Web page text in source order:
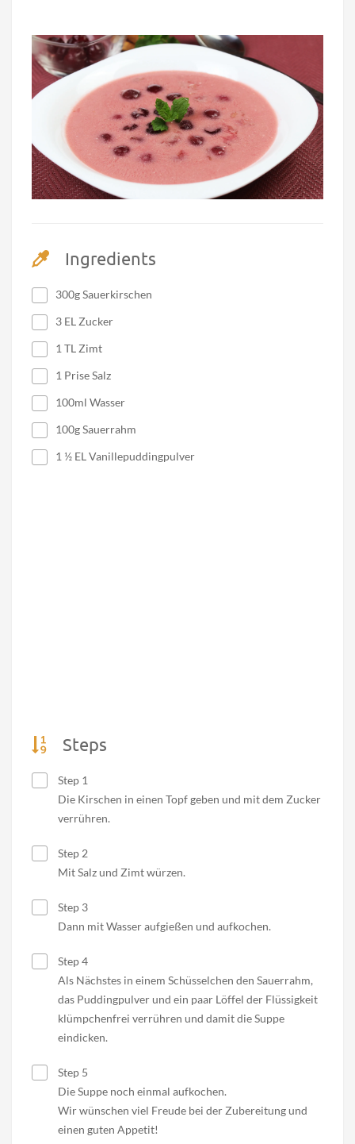
Ingredients
300g Sauerkirschen
3 EL Zucker
1 TL Zimt
1 Prise Salz
100ml Wasser
100g Sauerrahm
1 ½ EL Vanillepuddingpulver
Steps
Step 1
Die Kirschen in einen Topf geben und mit dem Zucker
verrühren.
Step 2
Mit Salz und Zimt würzen.
Step 3
Dann mit Wasser aufgießen und aufkochen.
Step 4
Als Nächstes in einem Schüsselchen den Sauerrahm,
das Puddingpulver und ein paar Löffel der Flüssigkeit
klümpchenfrei verrühren und damit die Suppe
eindicken.
Step 5
Die Suppe noch einmal aufkochen.
Wir wünschen viel Freude bei der Zubereitung und
einen guten Appetit!